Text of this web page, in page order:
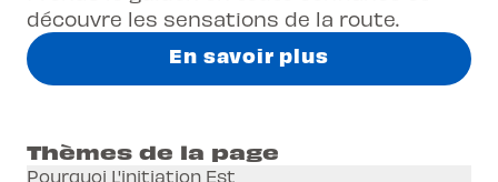
découvre les sensations de la route.
En savoir plus
Thèmes de la page
Pourquoi L'initiation Est